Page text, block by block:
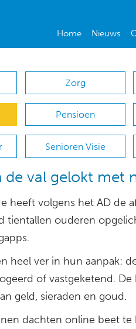
Home Nieuws
Zorg
Pensioen
Senioren Visie
de val gelokt met
heeft volgens het AD de
tientallen ouderen
heel ver in hun aanpak:
of vastgeketend. De
geld, sieraden en goud.
dachten online beet te